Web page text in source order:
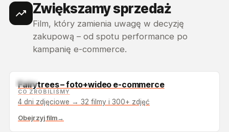
Zwiększamy sprzedaż
Film, który zamienia uwagę w decyzję
zakupową – od spotu performance po
kampanię e-commerce.
TOP
Fairytrees – foto+wideo e-commerce
CO ZROBILIŚMY
4 dni zdjęciowe → 32 filmy i 300+ zdjęć
Obejrzyj film→